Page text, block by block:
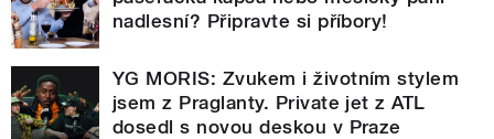
nadlesní? Připravte si příbory!
YG MORIS: Zvukem i životním stylem
jsem z Praglanty. Private jet z ATL
dosedl s novou deskou v Praze